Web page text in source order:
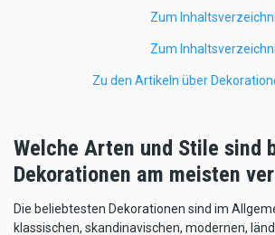
Zum
Zum
Zu den Artikeln über
Welche Arten und Stile sind
Dekorationen am meisten
Die beliebtesten Dekorationen sind im
klassischen, skandinavischen, modernen,